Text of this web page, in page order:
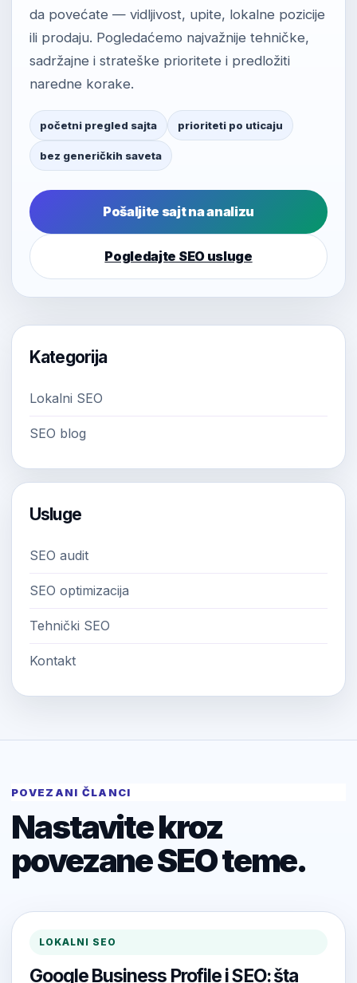
da povećate — vidljivost, upite, lokalne pozicije
ili prodaju. Pogledaćemo najvažnije tehničke,
sadržajne i strateške prioritete i predložiti
naredne korake.
početni pregled sajta prioriteti po uticaju
bez generičkih saveta
Pošaljite sajt na analizu
Pogledajte SEO usluge
Kategorija
Lokalni SEO
SEO blog
Usluge
SEO audit
SEO optimizacija
Tehnički SEO
Kontakt
POVEZANI ČLANCI
Nastavite kroz
povezane SEO teme.
LOKALNI SEO
Google Business Profile i SEO: šta